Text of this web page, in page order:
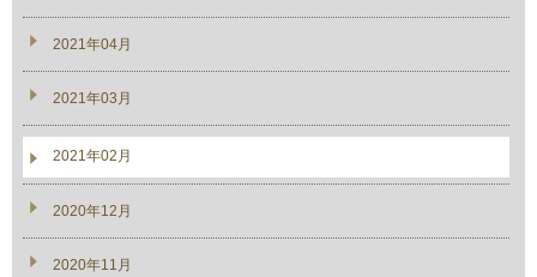
2021年04月
2021年03月
2021年02月
2020年12月
2020年11月